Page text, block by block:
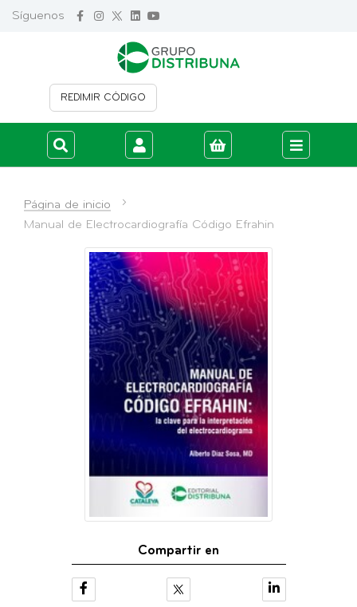
Síguenos
REDIMIR CÓDIGO
Página de inicio
Manual de Electrocardiografía Código Efrahin
Compartir en